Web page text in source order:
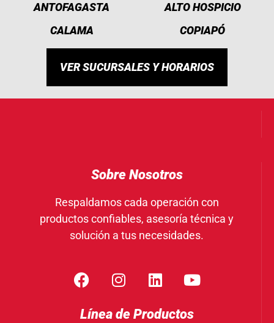
ANTOFAGASTA
ALTO HOSPICIO
CALAMA
COPIAPÓ
VER SUCURSALES Y HORARIOS
Sobre Nosotros
Respaldamos cada operación con
productos confiables, asesoría técnica y
solución a tus necesidades.
Línea de Productos